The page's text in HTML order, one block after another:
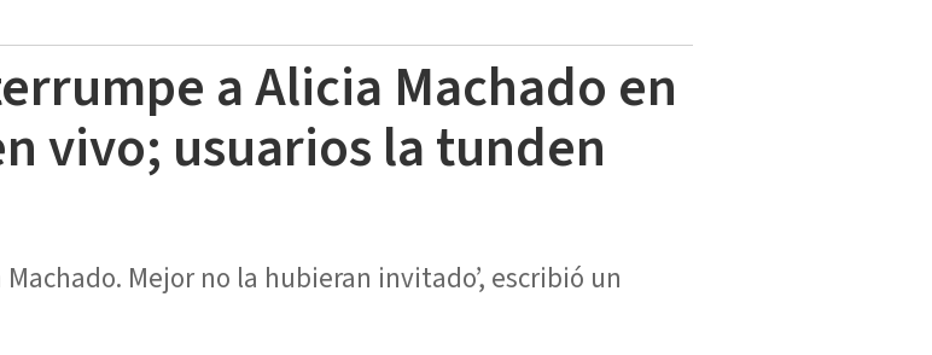
a Alicia Machado en
vivo; usuarios la tunden
Mejor no la hubieran invitado’, escribió un